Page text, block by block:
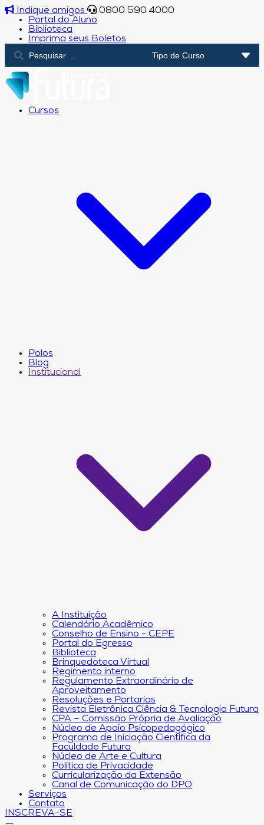
Indique amigos
0800 590 4000
Portal do Aluno
Biblioteca
Imprima seus Boletos
Cursos
Polos
Blog
Institucional
A Instituição
Calendário Acadêmico
Conselho de Ensino - CEPE
Portal do Egresso
Biblioteca
Brinquedoteca Virtual
Regimento interno
Regulamento Extraordinário de
Aproveitamento
Resoluções e Portarias
Revista Eletrônica Ciência & Tecnologia Futura
CPA – Comissão Própria de Avaliação
Núcleo de Apoio Psicopedagógico
Programa de Iniciação Científica da
Faculdade Futura
Núcleo de Arte e Cultura
Política de Privacidade
Curricularização da Extensão
Canal de Comunicação do DPO
Serviços
Contato
INSCREVA-SE